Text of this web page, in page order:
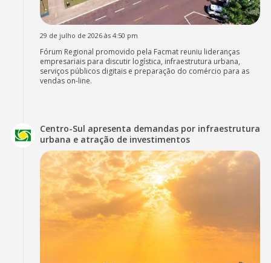
29 de julho de 2026 às 4:50 pm
Fórum Regional promovido pela Facmat reuniu lideranças
empresariais para discutir logística, infraestrutura urbana,
serviços públicos digitais e preparação do comércio para as
vendas on-line.
Centro-Sul apresenta demandas por infraestrutura
urbana e atração de investimentos